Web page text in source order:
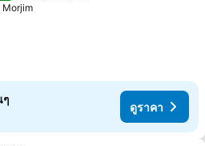
Morjim
ๆ
ดูราคา